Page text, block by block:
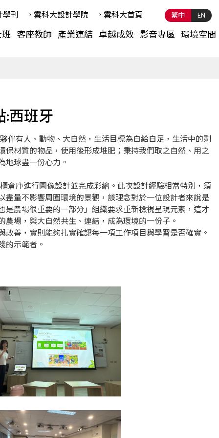
繁中 EN
客座教師 產業連結 卓越成效 影音專區 環境空間
學刊 雲科⼤設計學院 雲科⼤首頁
西班牙
伴有人、動物、大自然，生活目標為自給自足，生活中的剩
材質的物品，使用後形成堆肥；秉持我們取之自然、用之
地球盡一份心力。
倉庫進行圖像設計並完成彩繪。此次設計經驗相當特別，須
量不影響周圍環境的景觀，該理念對於一位設計者來說是
農場很重要的一部分」組織要求重新檢視呈現元素，這才
場，與大自然共生、連結，成為環境的一份子。
善，實則能夠扎實確認每一項工作項目與學習是否確實。
的示範者。